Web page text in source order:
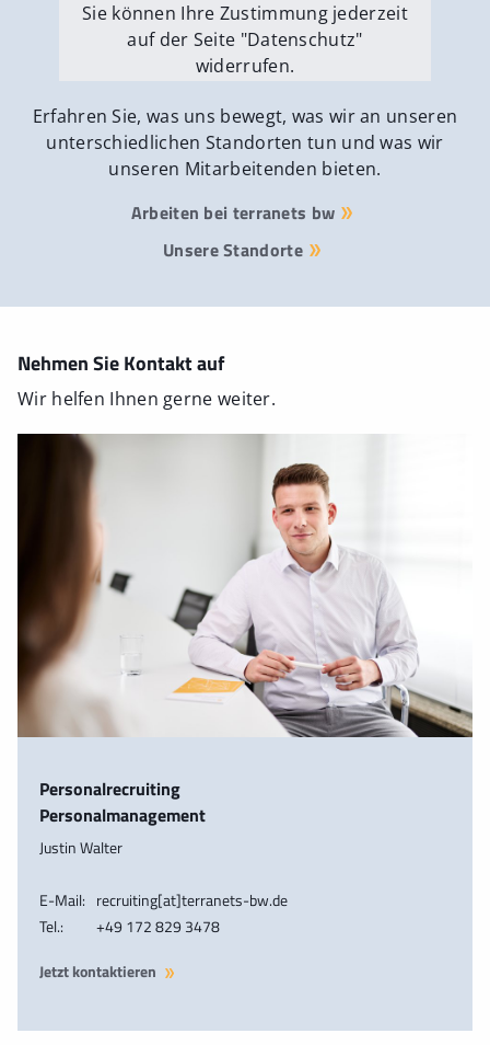
Sie können Ihre Zustimmung jederzeit
auf der Seite "Datenschutz"
widerrufen.
Externe Medien erlauben
Erfahren Sie, was uns bewegt, was wir an unseren
unterschiedlichen Standorten tun und was wir
unseren Mitarbeitenden bieten.
Arbeiten bei terranets bw
Unsere Standorte
Nehmen Sie Kontakt auf
Wir helfen Ihnen gerne weiter.
Personalrecruiting
Personalmanagement
Justin Walter
E-Mail: recruiting[at]terranets-bw.de
Tel.:
+49 172 829 3478
Jetzt kontaktieren